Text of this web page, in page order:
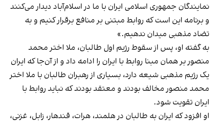
نمایندگان جمهوری اسلامی ایران با ما در اسلام‌آباد دیدار می‌کنند
و برنامه این است که روابط مبتنی بر منافع برقرار کنیم و به
تضاد مذهبی میدان ندهیم.»
به گفته او، پس از سقوط رژیم اول طالبان، ملا اختر محمد
منصور بر همان مبنا روابط با ایران را ادامه داد و از آن‌جا که ایران
یک رژیم مذهبی شیعه دارد، بسیاری از رهبران طالبان با ملا اختر
محمد منصور مخالف بودند و معتقد بودند که نباید روابط با
ایران تقویت شود.
او افزود که ایران به طالبان در هلمند، هرات، قندهار، زابل، غزنی،